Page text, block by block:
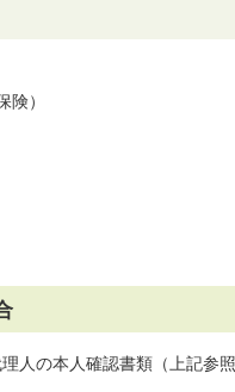
）
人の本人確認書類（上記参